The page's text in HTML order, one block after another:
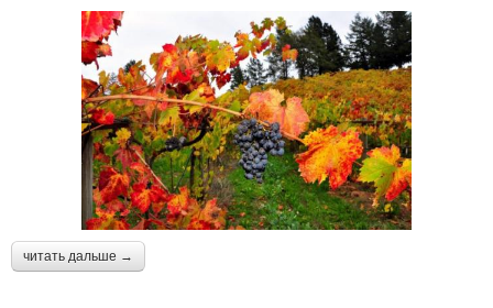
читать дальше →